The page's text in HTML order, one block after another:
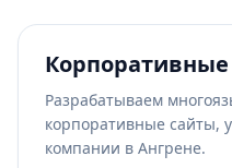
Разрабатываем
корпоративные сайты,
компании в Ангрене.